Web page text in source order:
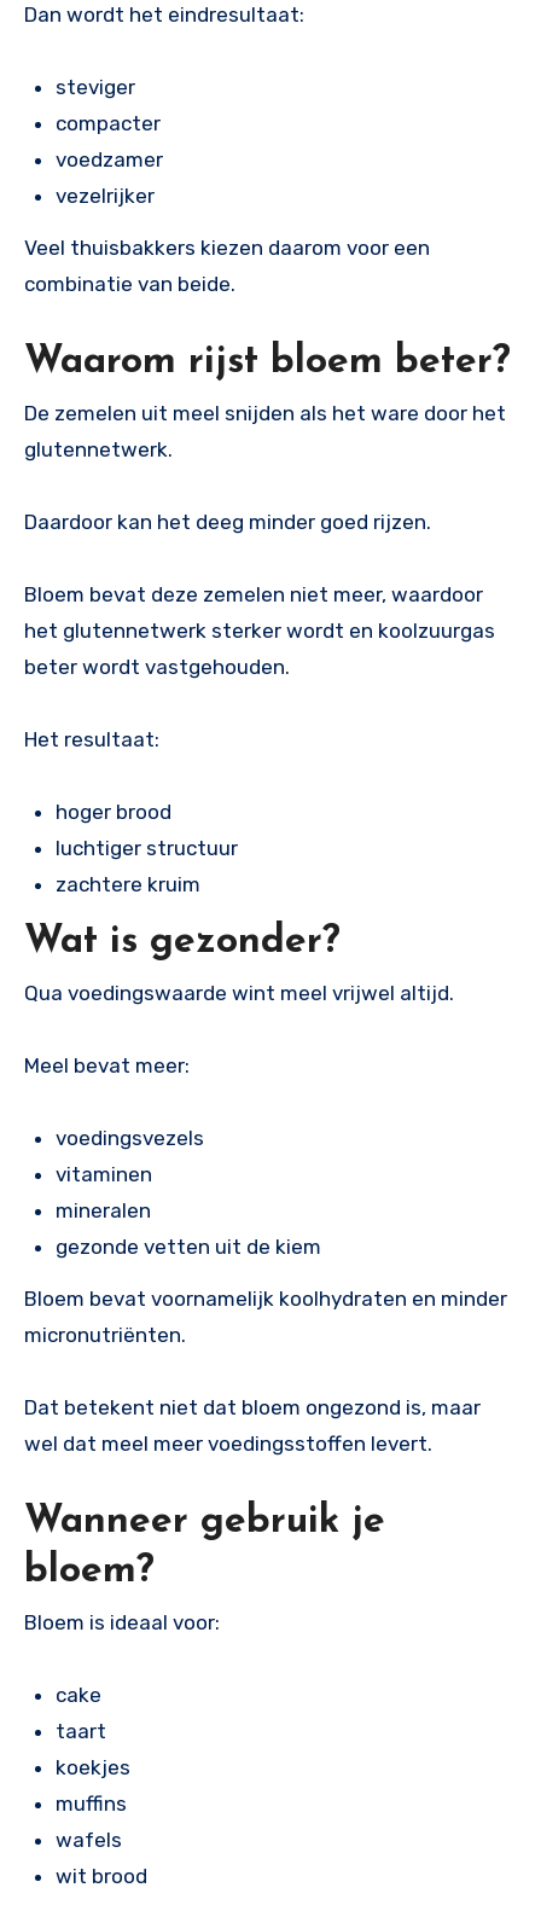
Dan wordt het eindresultaat:
steviger
compacter
voedzamer
vezelrijker
Veel thuisbakkers kiezen daarom voor een
combinatie van beide.
Waarom rijst bloem beter?
De zemelen uit meel snijden als het ware door het
glutennetwerk.
Daardoor kan het deeg minder goed rijzen.
Bloem bevat deze zemelen niet meer, waardoor
het glutennetwerk sterker wordt en koolzuurgas
beter wordt vastgehouden.
Het resultaat:
hoger brood
luchtiger structuur
zachtere kruim
Wat is gezonder?
Qua voedingswaarde wint meel vrijwel altijd.
Meel bevat meer:
voedingsvezels
vitaminen
mineralen
gezonde vetten uit de kiem
Bloem bevat voornamelijk koolhydraten en minder
micronutriënten.
Dat betekent niet dat bloem ongezond is, maar
wel dat meel meer voedingsstoffen levert.
Wanneer gebruik je
bloem?
Bloem is ideaal voor:
cake
taart
koekjes
muffins
wafels
wit brood